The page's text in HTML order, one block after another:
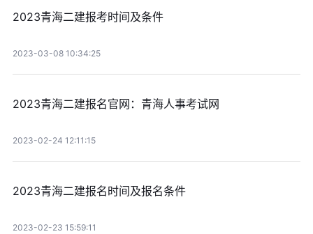
2023青海二建报考时间及条件
2023-03-08 10:34:25
2023青海二建报名官网：青海人事考试网
2023-02-24 12:11:15
2023青海二建报名时间及报名条件
2023-02-23 15:59:11